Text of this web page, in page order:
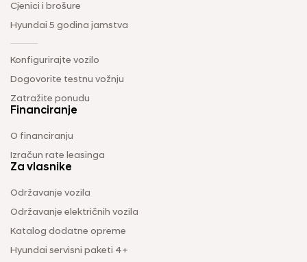
Cjenici i brošure
Hyundai 5 godina jamstva
Konfigurirajte vozilo
Dogovorite testnu vožnju
Zatražite ponudu
Financiranje
O financiranju
Izračun rate leasinga
Za vlasnike
Održavanje vozila
Održavanje električnih vozila
Katalog dodatne opreme
Hyundai servisni paketi 4+